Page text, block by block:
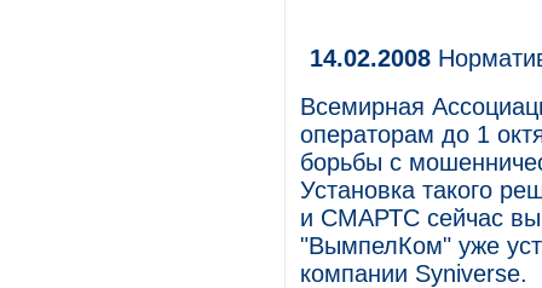
14.02.2008
Всемирная
операторам до 1
борьбы с
Установка такого
и СМАРТС сейчас
"ВымпелКом" уже
компании Syniverse.